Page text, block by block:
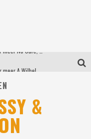
Britse emorockers van Basement maken tweede comeback met het indrukwekkende ‘Wired’
&